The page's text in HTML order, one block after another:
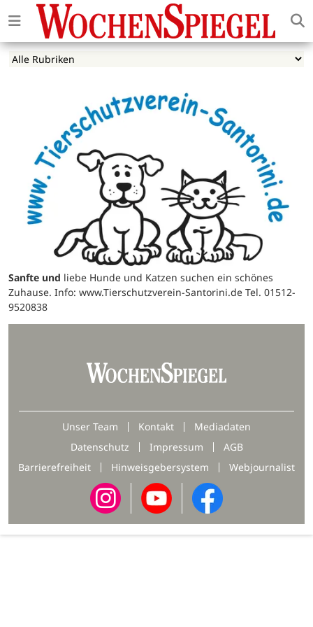
Sanfte und liebe Hunde und Katzen suchen ein schönes
Zuhause. Info: www.Tierschutzverein-Santorini.de Tel. 01512-
9520838
Unser Team Kontakt
Mediadaten
Datenschutz
Impressum
AGB
Barrierefreiheit
Hinweisgebersystem Webjournalist